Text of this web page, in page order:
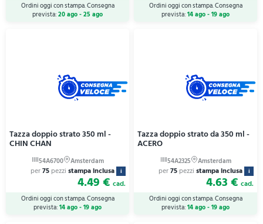
Ordini oggi con stampa. Consegna
prevista:20 ago - 25 ago
Ordini oggi con stampa. Consegna
prevista:14 ago - 19 ago
Tazza doppio strato 350 ml -
CHIN CHAN
per75 pezzi stampa inclusa i
4.49 € cad.
Ordini oggi con stampa. Consegna
prevista:14 ago - 19 ago
Tazza doppio strato da 350 ml -
ACERO
per75 pezzi stampa inclusa i
4.63 € cad.
Ordini oggi con stampa. Consegna
prevista:14 ago - 19 ago